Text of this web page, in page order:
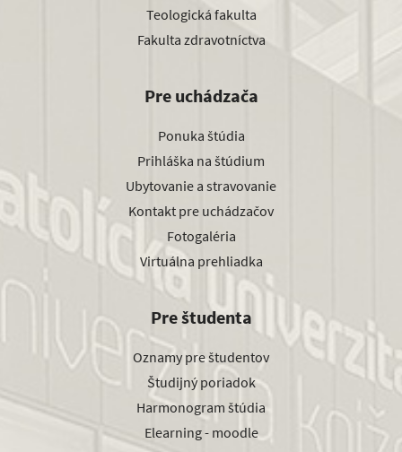
Teologická fakulta
Fakulta zdravotníctva
Pre uchádzača
Ponuka štúdia
Prihláška na štúdium
Ubytovanie a stravovanie
Kontakt pre uchádzačov
Fotogaléria
Virtuálna prehliadka
Pre študenta
Oznamy pre študentov
Študijný poriadok
Harmonogram štúdia
Elearning - moodle